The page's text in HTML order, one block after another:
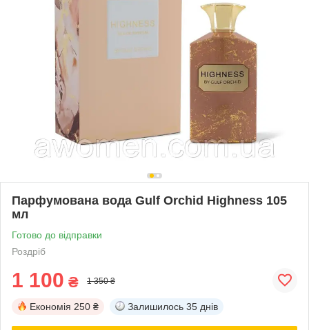
Парфумована вода Gulf Orchid Highness 105
мл
Готово до відправки
Роздріб
1 100 ₴ 1 350 ₴
Економія 250 ₴ Залишилось 35 днів